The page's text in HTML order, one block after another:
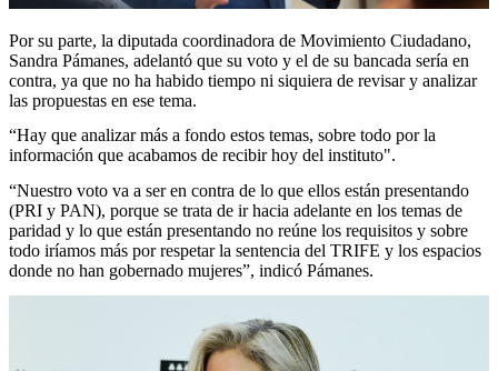
Por su parte, la diputada coordinadora de Movimiento Ciudadano,
Sandra Pámanes, adelantó que su voto y el de su bancada sería en
contra, ya que no ha habido tiempo ni siquiera de revisar y analizar
las propuestas en ese tema.
“Hay que analizar más a fondo estos temas, sobre todo por la
información que acabamos de recibir hoy del instituto".
“Nuestro voto va a ser en contra de lo que ellos están presentando
(PRI y PAN), porque se trata de ir hacia adelante en los temas de
paridad y lo que están presentando no reúne los requisitos y sobre
todo iríamos más por respetar la sentencia del TRIFE y los espacios
donde no han gobernado mujeres”, indicó Pámanes.